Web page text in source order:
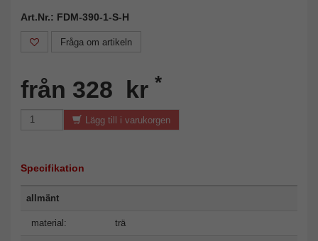
Art.Nr.: FDM-390-1-S-H
Fråga om artikeln
från 328 kr *
Lägg till i varukorgen
Specifikation
allmänt
material: trä